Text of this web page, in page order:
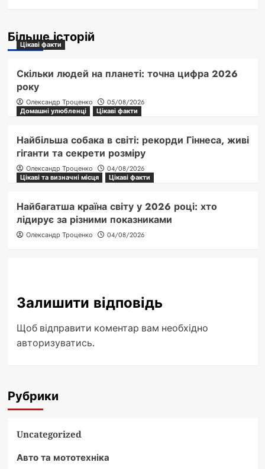
Більше історій
Цікаві факти
Скільки людей на планеті: точна цифра 2026
року
Олександр Троценко
05/08/2026
Домашні улюбленці
Цікаві факти
Найбільша собака в світі: рекорди Гіннеса, живі
гіганти та секрети розміру
Олександр Троценко
04/08/2026
Цікаві та визначні місця
Цікаві факти
Найбагатша країна світу у 2026 році: хто
лідирує за різними показниками
Олександр Троценко 04/08/2026
Залишити відповідь
Щоб відправити коментар вам необхідно
авторизуватись.
Рубрики
Uncategorized
Авто та мототехніка